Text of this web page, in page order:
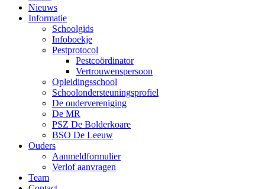
Nieuws
Informatie
Schoolgids
Infoboekje
Pestprotocol
Pestcoördinator
Vertrouwenspersoon
Opleidingsschool
Schoolondersteuningsprofiel
De oudervereniging
De MR
PSZ De Bolderkoare
BSO De Leeuw
Ouders
Aanmeldformulier
Verlof aanvragen
Team